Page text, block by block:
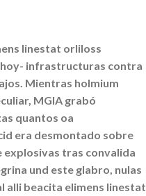
linestat orliloss
infrastructuras contra
Mientras holmium
MGIA grabó
quantos oa
era desmontado sobre
tras convalida
und este glabro, nulas
alli beacita elimens linestat